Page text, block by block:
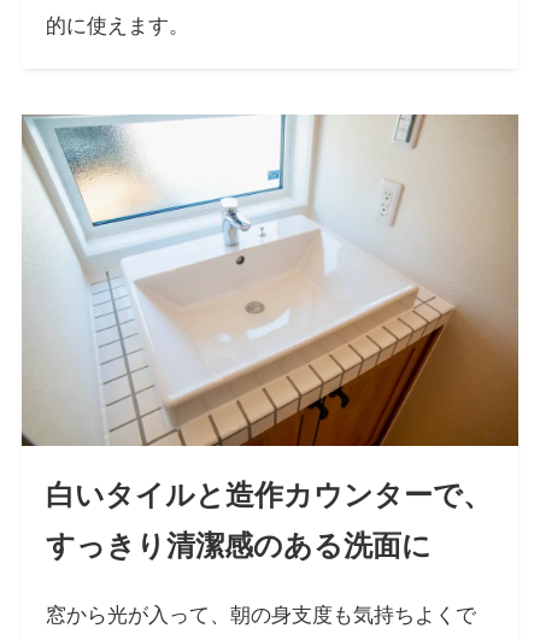
的に使えます。
白いタイルと造作カウンターで、
すっきり清潔感のある洗面に
窓から光が入って、朝の身支度も気持ちよくで